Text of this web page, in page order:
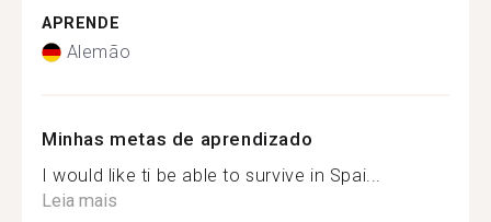
APRENDE
Alemão
Minhas metas de aprendizado
I would like ti be able to survive in Spai...
Leia mais